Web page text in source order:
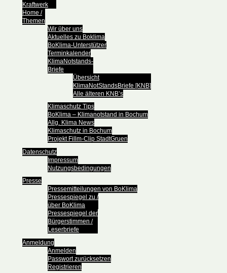
Kraftwerk
Home /
Themen
Wir über uns
Aktuelles zu Boklima
BoKlima-Unterstützer
Terminkalender
KlimaNotstands-
Briefe
Übersicht
KlimaNotStandsBriefe [KNB]
Alle älteren KNB’s
Klimaschutz Tips
BoKlima – Klimanotstand in Bochum
Allg. Klima News
Klimaschutz in Bochum
Projekt Fillm-Clip StadtGruen
Datenschutz
Impressum
Nutzungsbedingungen
Presse
Pressemitteilungen von BoKlima
Pressespiegel zu /
über BoKlima
Pressespiegel der
Bürgerstimmen /
Leserbriefe
Anmeldung
Anmelden
Passwort zurücksetzen
Registrieren